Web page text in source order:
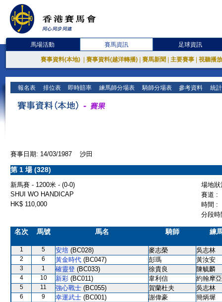
馬場活動 賽馬資訊 足球資訊
賽事資料(本地) 賽事資料(越洋轉播) 賽馬新聞 主要賽事 視聽播
報名表 排位表 即時賠率 練馬師分場表 騎師分場表 參考資料 統
賽事日期: 14/03/1987 沙田
第 1 場 (328)
新馬賽 - 1200米 - (0-0)
場地
SHUI WO HANDICAP
賽道 :
HK$ 110,000
時間 :
分段
名次 馬號 馬名 騎師 練
1 5 安培 (BC028) 麥志榮 吳志林
2 6 黃金時代 (BC047) 彭瑪 黃汝安
3 1 確靈登 (BC033) 徐貴良 陳毓麟
4 10 新彩 (BC011) 韋利信 約翰摩亞
5 11 強心戰士 (BC055) 賀蘭杜夫 吳志林
6 9 幸運武士 (BC001) 謝偉豪 簡炳墀